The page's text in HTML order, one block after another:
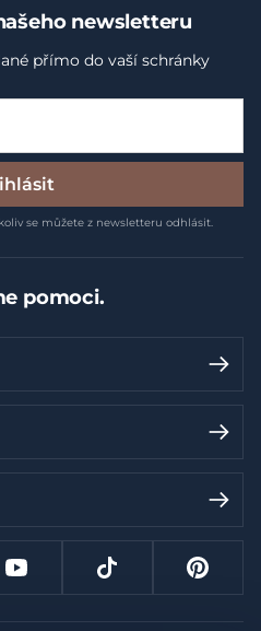
newsletteru
přímo do vaší schránky
se můžete z newsletteru odhlásit.
pomoci.